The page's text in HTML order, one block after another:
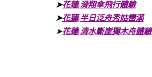
➤花蓮|滑翔傘飛行體驗
➤花蓮|半日泛舟秀姑巒溪
➤花蓮|清水斷崖獨木舟體驗